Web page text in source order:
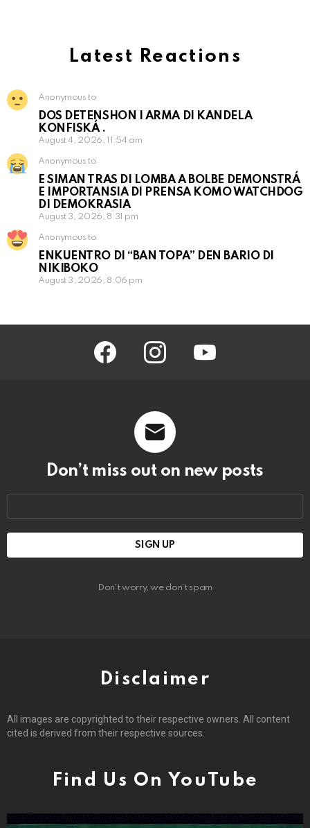
Latest Reactions
Anonymous to
DOS DETENSHON I ARMA DI KANDELA
KONFISKÁ .
August 4, 2026, 11:54 am
Anonymous to
E SIMAN TRAS DI LOMBA A BOLBE DEMONSTRÁ
E IMPORTANSIA DI PRENSA KOMO WATCHDOG
DI DEMOKRASIA
August 3, 2026, 8:31 pm
Anonymous to
ENKUENTRO DI “BAN TOPA” DEN BARIO DI
NIKIBOKO
August 3, 2026, 8:06 pm
facebook instagram
Don’t miss out on new posts
Don't worry, we don't spam
Disclaimer
All images are copyrighted to their respective owners. All content
cited is derived from their respective sources.
Find Us On YouTube